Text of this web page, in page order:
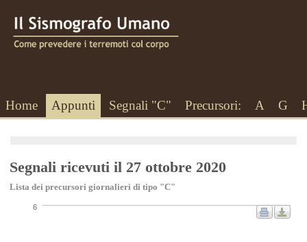
Home Appunti Segnali "C" Precursori: A G
Segnali ricevuti il 27 ottobre 2020
Lista dei precursori giornalieri di tipo "C"
6